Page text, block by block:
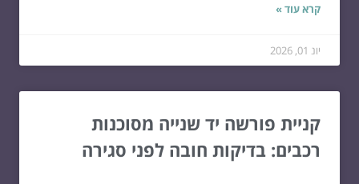
קרא עוד »
יונ 01, 2026
קניית פורשה יד שנייה מסוכנות
רכבים: בדיקות חובה לפני סגירה